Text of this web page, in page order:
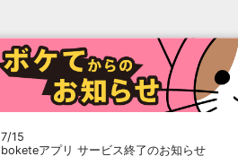
7/15
boketeアプリ サービス終了のお知らせ